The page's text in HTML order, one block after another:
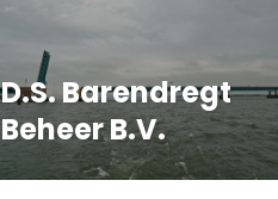
D.S. Barendregt
Beheer B.V.